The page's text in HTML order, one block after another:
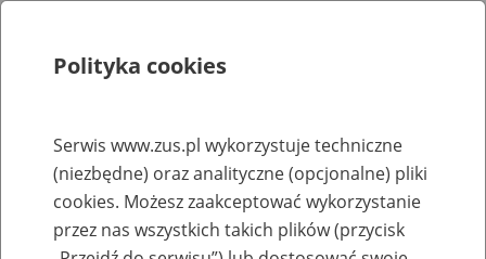
Rejestry, ewidencje i archiwa
Baza zlikwidowanych lub
Polityka cookies
Serwis www.zus.pl wykorzystuje techniczne
(niezbędne) oraz analityczne (opcjonalne) pliki
cookies. Możesz zaakceptować wykorzystanie
przez nas wszystkich takich plików (przycisk